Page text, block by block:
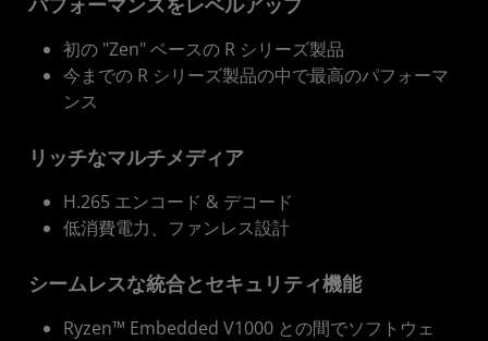
初の "Zen" ベースの R シリーズ製品
今までの R シリーズ製品の中で最高のパフォーマ
ンス
リッチなマルチメディア
H.265 エンコード & デコード
低消費電力、ファンレス設計
シームレスな統合とセキュリティ機能
Ryzen™ Embedded V1000 との間でソフトウェ